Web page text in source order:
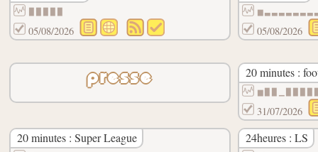
05/08/2026 05/08/2026
presse 20 minutes :
31/07/2026
20 minutes : Super League 24heures : LS